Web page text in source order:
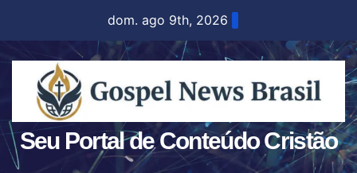
content
dom. ago 9th, 2026
Seu Portal de Conteúdo Cristão